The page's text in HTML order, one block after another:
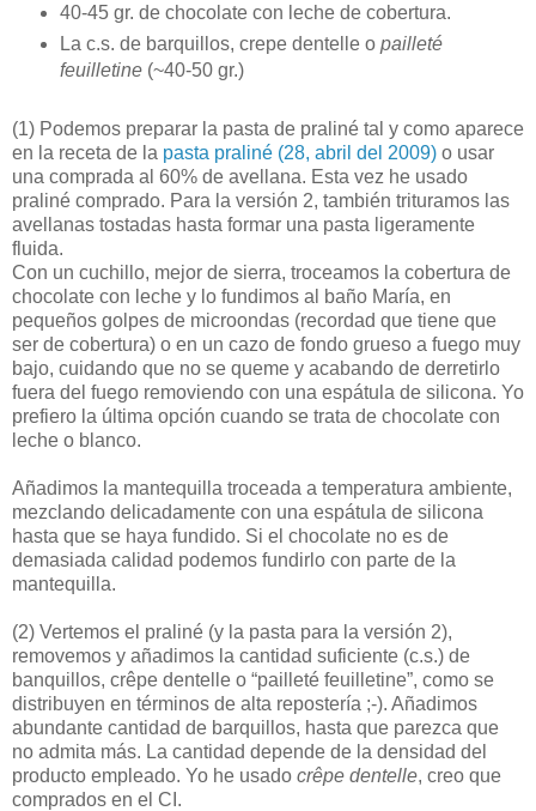
40-45 gr. de chocolate con leche de cobertura.
La c.s. de barquillos, crepe dentelle o pailleté
feuilletine(~40-50 gr.)
(1) Podemos preparar la pasta de praliné tal y como aparece
en la receta de la pasta praliné (28, abril del 2009) o usar
una comprada al 60% de avellana. Esta vez he usado
praliné comprado. Para la versión 2, también trituramos las
avellanas tostadas hasta formar una pasta ligeramente
fluida.
Con un cuchillo, mejor de sierra, troceamos la cobertura de
chocolate con leche y lo fundimos al baño María, en
pequeños golpes de microondas (recordad que tiene que
ser de cobertura) o en un cazo de fondo grueso a fuego muy
bajo, cuidando que no se queme y acabando de derretirlo
fuera del fuego removiendo con una espátula de silicona. Yo
prefiero la última opción cuando se trata de chocolate con
leche o blanco.
Añadimos la mantequilla troceada a temperatura ambiente,
mezclando delicadamente con una espátula de silicona
hasta que se haya fundido. Si el chocolate no es de
demasiada calidad podemos fundirlo con parte de la
mantequilla.
(2) Vertemos el praliné (y la pasta para la versión 2),
removemos y añadimos la cantidad suficiente (c.s.) de
banquillos, crêpe dentelle o “pailleté feuilletine”, como se
distribuyen en términos de alta repostería ;-). Añadimos
abundante cantidad de barquillos, hasta que parezca que
no admita más. La cantidad depende de la densidad del
producto empleado. Yo he usado crêpe dentelle, creo que
comprados en el CI.